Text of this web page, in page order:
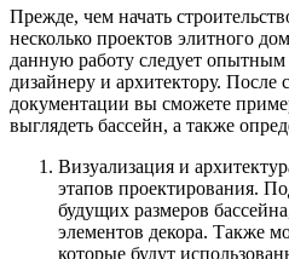
Прежде, чем начать
несколько проектов элитного
данную работу следует
дизайнеру и архитектору. После
документации вы сможете
выглядеть бассейн, а также
Визуализация и
этапов проектирования.
будущих размеров
элементов декора. Также
которые будут